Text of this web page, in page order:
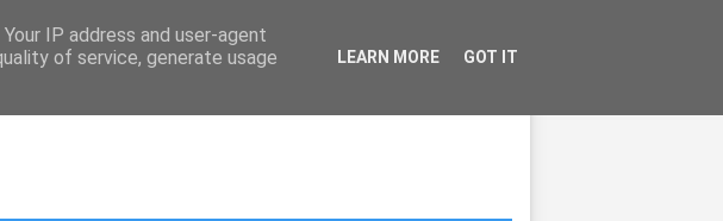
IP address and user-agent
of service, generate usage
LEARN MORE GOT IT